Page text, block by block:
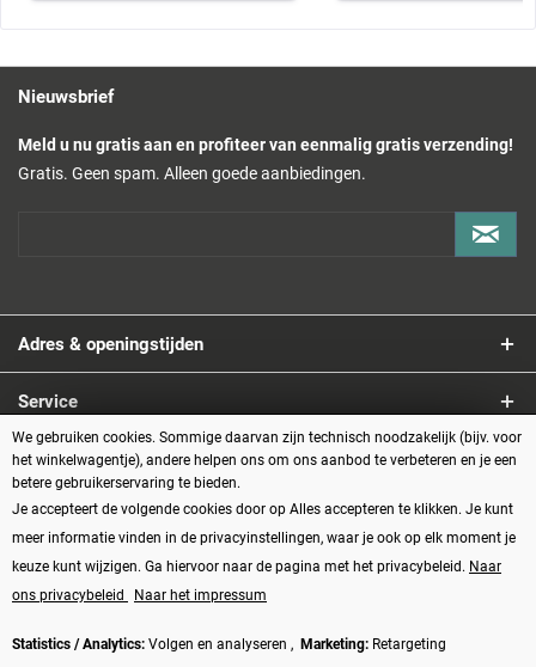
Nieuwsbrief
Meld u nu gratis aan en profiteer van eenmalig gratis verzending!
Gratis. Geen spam. Alleen goede aanbiedingen.
Adres & openingstijden
Service
Informatie
Betaalmethoden
We gebruiken cookies. Sommige daarvan zijn technisch noodzakelijk (bijv. voor
het winkelwagentje), andere helpen ons om ons aanbod te verbeteren en je een
betere gebruikerservaring te bieden.
Je accepteert de volgende cookies door op Alles accepteren te klikken. Je kunt
meer informatie vinden in de privacyinstellingen, waar je ook op elk moment je
keuze kunt wijzigen. Ga hiervoor naar de pagina met het privacybeleid. Naar
ons privacybeleid
Naar het impressum
Statistics / Analytics: Volgen en analyseren , Marketing: Retargeting